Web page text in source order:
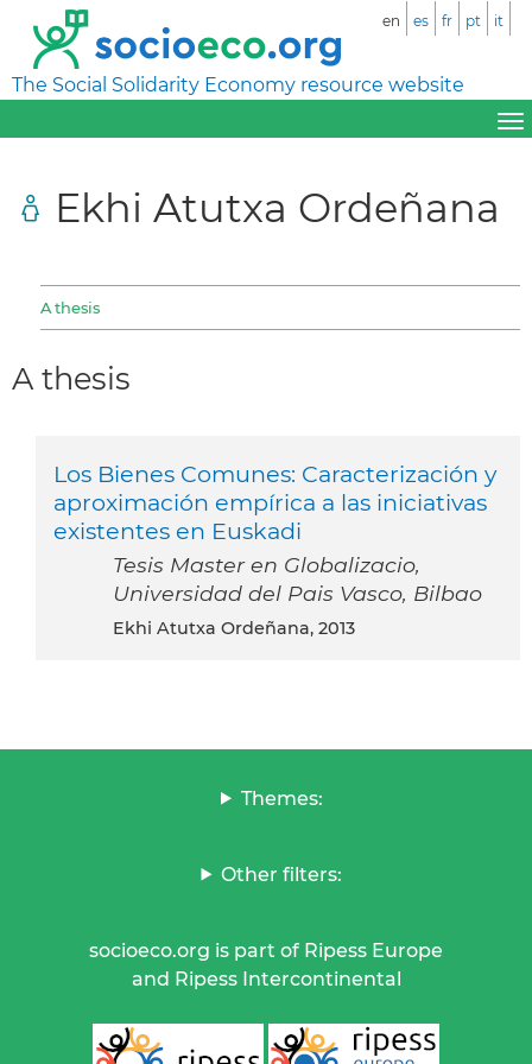
The Social Solidarity Economy resource website
en es fr pt it
Ekhi Atutxa Ordeñana
A thesis
A thesis
Los Bienes Comunes: Caracterización y
aproximación empírica a las iniciativas
existentes en Euskadi
Tesis Master en Globalizacio,
Universidad del Pais Vasco, Bilbao
Ekhi Atutxa Ordeñana, 2013
Themes:
Other filters:
socioeco.org is part of Ripess Europe
and Ripess Intercontinental